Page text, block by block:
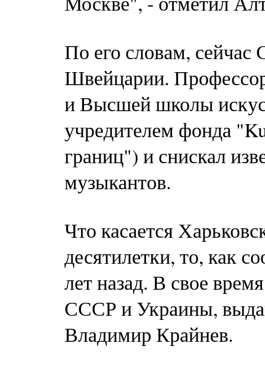
По его словам, сейчас
Швейцарии.
и Высшей школы
учредителем фонда
границ") и снискал
музыкантов.
Что касается
десятилетки, то, как
лет назад. В свое
СССР и Украины,
Владимир Крайнев.